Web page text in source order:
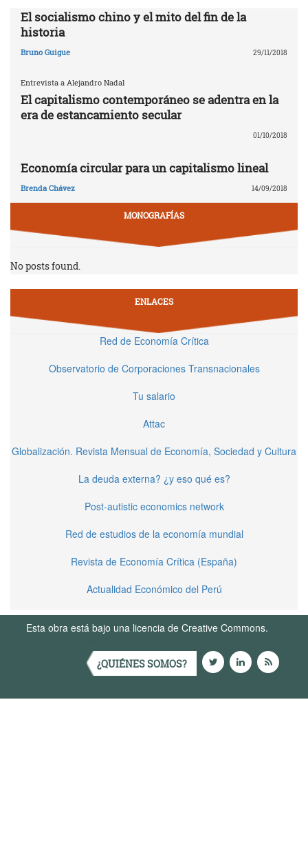
El socialismo chino y el mito del fin de la
historia
Bruno Guigue 29/11/2018
Entrevista a Alejandro Nadal
El capitalismo contemporáneo se adentra en la
era de estancamiento secular
01/10/2018
Economía circular para un capitalismo lineal
Brenda Chávez 14/09/2018
MONOGRAFÍAS
No posts found.
ENLACES
Red de Economía Crítica
Observatorio de Corporaciones Transnacionales
Tu salario
Attac
Globalización. Revista Mensual de Economía, Sociedad y Cultura
La deuda externa? ¿y eso qué es?
Post-autistic economics network
Red de estudios de la economía mundial
Revista de Economía Crítica (España)
Actualidad Económico del Perú
Esta obra está bajo una licencia de Creative Commons.
¿QUIÉNES SOMOS?